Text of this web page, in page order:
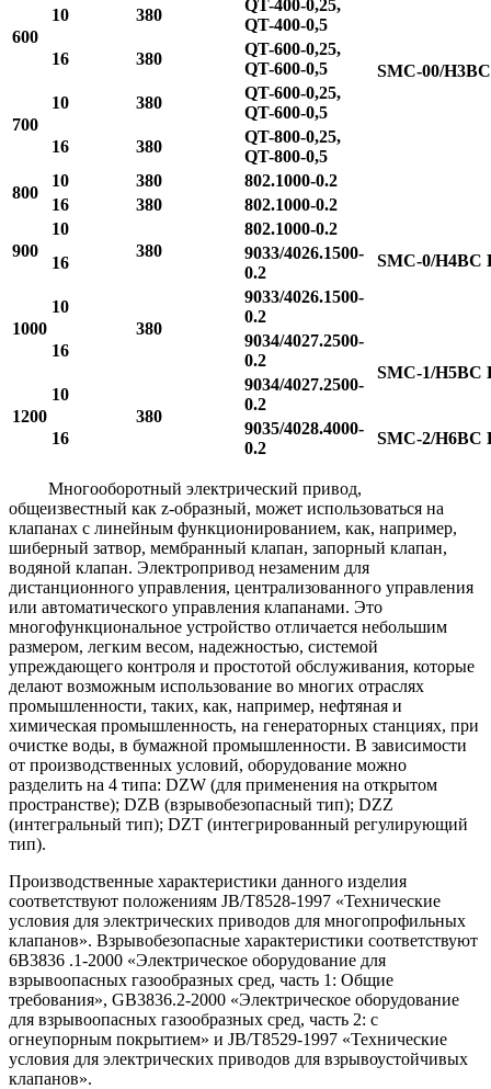
SMC-00/
600
10 380
QT-400-0,25,
QT-400-0,5
16
380
QT-600-0,25,
QT-600-0,5
700
10 380
QT-600-0,25,
QT-600-0,5
16
380
QT-800-0,25,
QT-800-0,5
800
10 380
802.1000-0.2
16
380 802.1000-0.2
SMC-0/H4BC
900
10
380
802.1000-0.2
16
9033/4026.1500-
0.2
1000
10
380
9033/4026.1500-
0.2
16
9034/4027.2500-
0.2
SMC-1/H5BC
1200
10
380
9034/4027.2500-
0.2
16
9035/4028.4000-
0.2
SMC-2/H6BC
Многооборотный электрический привод,
общеизвестный как z-образный, может использоваться на
клапанах с линейным функционированием, как, например,
шиберный затвор, мембранный клапан, запорный клапан,
водяной клапан. Электропривод незаменим для
дистанционного управления, централизованного управления
или автоматического управления клапанами. Это
многофункциональное устройство отличается небольшим
размером, легким весом, надежностью, системой
упреждающего контроля и простотой обслуживания, которые
делают возможным использование во многих отраслях
промышленности, таких, как, например, нефтяная и
химическая промышленность, на генераторных станциях, при
очистке воды, в бумажной промышленности. В зависимости
от производственных условий, оборудование можно
разделить на 4 типа: DZW (для применения на открытом
пространстве); DZB (взрывобезопасный тип); DZZ
(интегральный тип); DZT (интегрированный регулирующий
тип).
Производственные характеристики данного изделия
соответствуют положениям JB/T8528-1997 «Технические
условия для электрических приводов для многопрофильных
клапанов». Взрывобезопасные характеристики соответствуют
6B3836 .1-2000 «Электрическое оборудование для
взрывоопасных газообразных сред, часть 1: Общие
требования», GB3836.2-2000 «Электрическое оборудование
для взрывоопасных газообразных сред, часть 2: с
огнеупорным покрытием» и JB/T8529-1997 «Технические
условия для электрических приводов для взрывоустойчивых
клапанов».